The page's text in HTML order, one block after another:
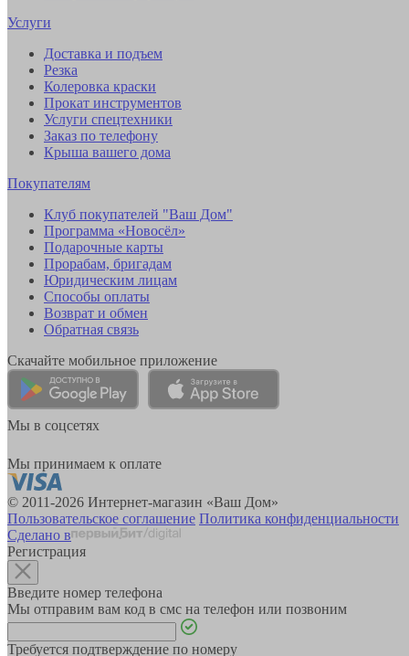
Услуги
Доставка и подъем
Резка
Колеровка краски
Прокат инструментов
Услуги спецтехники
Заказ по телефону
Крыша вашего дома
Покупателям
Клуб покупателей "Ваш Дом"
Программа «Новосёл»
Подарочные карты
Прорабам, бригадам
Юридическим лицам
Способы оплаты
Возврат и обмен
Обратная связь
Скачайте мобильное приложение
Мы в соцсетях
Мы принимаем к оплате
© 2011-2026 Интернет-магазин «Ваш Дом»
Пользовательское соглашение Политика конфиденциальности
Сделано в
Регистрация
Введите номер телефона
Мы отправим вам код в смс на телефон или позвоним
Требуется подтверждение по номеру